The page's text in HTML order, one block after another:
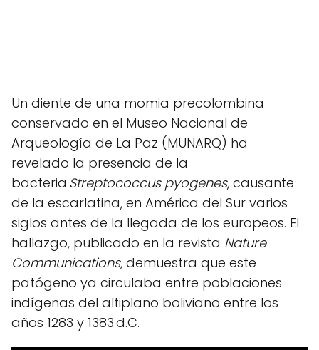
Un diente de una momia precolombina
conservado en el Museo Nacional de
Arqueología de La Paz (MUNARQ) ha
revelado la presencia de la
bacteria Streptococcus pyogenes, causante
de la escarlatina, en América del Sur varios
siglos antes de la llegada de los europeos. El
hallazgo, publicado en la revista Nature
Communications, demuestra que este
patógeno ya circulaba entre poblaciones
indígenas del altiplano boliviano entre los
años 1283 y 1383 d.C.